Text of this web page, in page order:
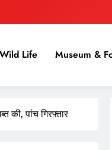
Wild Life Museum &
की, पांच गिरफ्तार